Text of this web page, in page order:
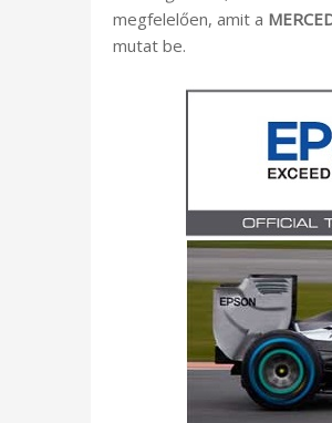
megfelelően, amit a
mutat be.